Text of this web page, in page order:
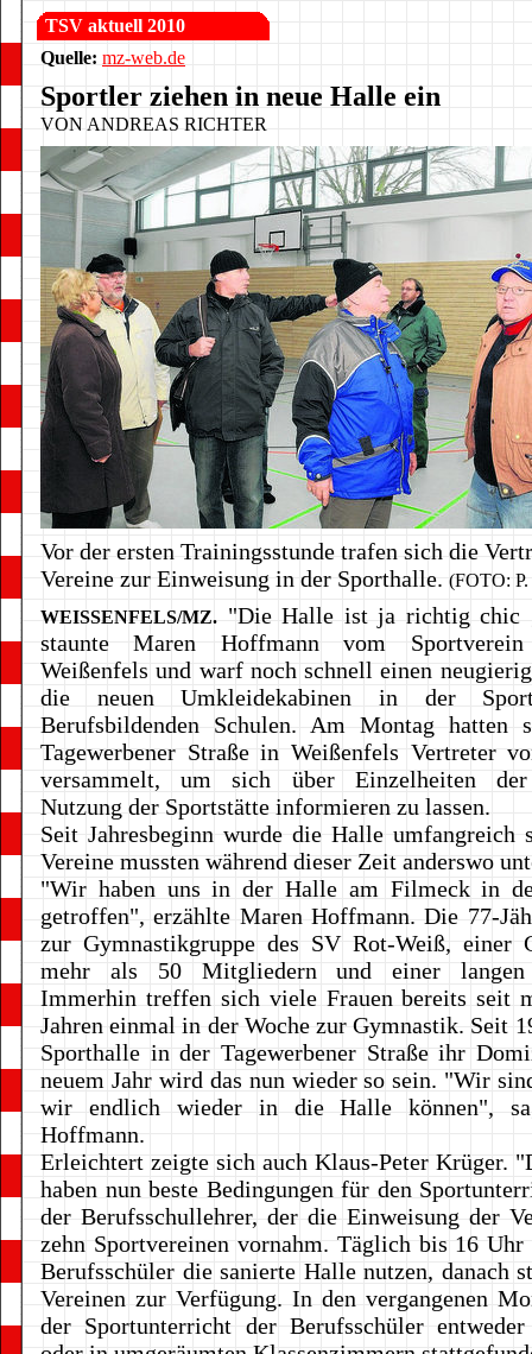
TSV aktuell 2010
Quelle: mz-web.de
Sportler ziehen in neue Halle ein
VON ANDREAS RICHTER
Vor der ersten Trainingsstunde trafen sich die
Vereine zur Einweisung in der Sporthalle. (FOTO:
WEISSENFELS/MZ. "Die Halle ist ja richtig chic
staunte Maren Hoffmann vom Sportverein
Weißenfels und warf noch schnell einen
die neuen Umkleidekabinen in der
Berufsbildenden Schulen. Am Montag hatten
Tagewerbener Straße in Weißenfels Vertreter
versammelt, um sich über Einzelheiten
Nutzung der Sportstätte informieren zu lassen.
Seit Jahresbeginn wurde die Halle umfangreich
Vereine mussten während dieser Zeit anderswo
"Wir haben uns in der Halle am Filmeck in
getroffen", erzählte Maren Hoffmann. Die 77-
zur Gymnastikgruppe des SV Rot-Weiß, einer
mehr als 50 Mitgliedern und einer langen
Immerhin treffen sich viele Frauen bereits seit
Jahren einmal in der Woche zur Gymnastik. Seit
Sporthalle in der Tagewerbener Straße ihr
neuem Jahr wird das nun wieder so sein. "Wir
wir endlich wieder in die Halle können",
Hoffmann.
Erleichtert zeigte sich auch Klaus-Peter Krüger.
haben nun beste Bedingungen für den
der Berufsschullehrer, der die Einweisung der
zehn Sportvereinen vornahm. Täglich bis 16 Uhr
Berufsschüler die sanierte Halle nutzen, danach
Vereinen zur Verfügung. In den vergangenen
der Sportunterricht der Berufsschüler